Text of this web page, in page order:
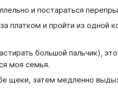
и постараться
платком и пройти из одной
большой пальчик),
моя семья.
щеки, затем медленно